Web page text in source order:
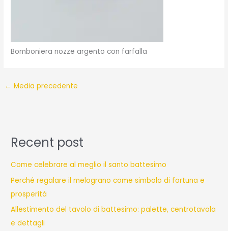
Bomboniera nozze argento con farfalla
← Media precedente
Recent post
Come celebrare al meglio il santo battesimo
Perché regalare il melograno come simbolo di fortuna e
prosperità
Allestimento del tavolo di battesimo: palette, centrotavola
e dettagli